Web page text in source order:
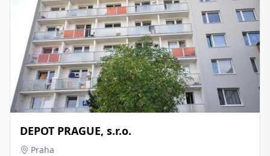
DEPOT PRAGUE, s.r.o.
Praha